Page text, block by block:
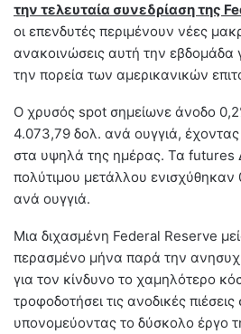
την τελευταία συνεδρίαση της
οι επενδυτές περιμένουν νέες
ανακοινώσεις αυτή την εβδομάδα
την πορεία των αμερικανικών
Ο χρυσός spot σημείωνε άνοδο
4.073,79 δολ. ανά ουγγιά, έχοντας
στα υψηλά της ημέρας. Τα futures
πολύτιμου μετάλλου
ανά ουγγιά.
Μια διχασμένη Federal Reserve
περασμένο μήνα παρά την
για τον κίνδυνο το χαμηλότερο
τροφοδοτήσει τις ανοδικές πιέσεις
υπονομεύοντας το δύσκολο έργο